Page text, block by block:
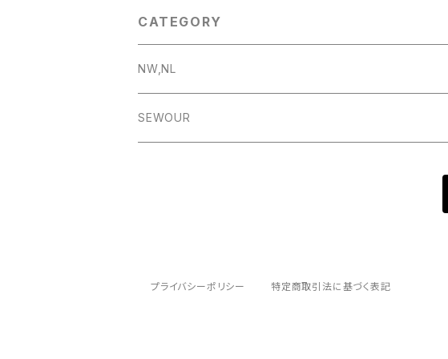
CATEGORY
NW,NL
SEWOUR
プライバシーポリシー 特定商取引法に基づく表記